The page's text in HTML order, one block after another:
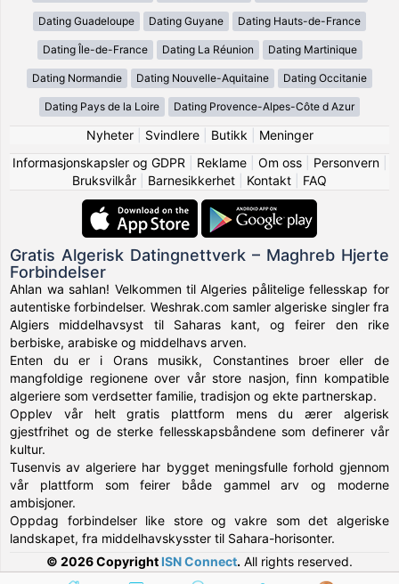
Dating Guadeloupe Dating Guyane Dating Hauts-de-France
Dating Île-de-France Dating La Réunion Dating Martinique
Dating Normandie Dating Nouvelle-Aquitaine Dating Occitanie
Dating Pays de la Loire Dating Provence-Alpes-Côte d Azur
Nyheter| Svindlere| Butikk
Meninger
Informasjonskapsler og GDPR
Reklame| Om oss| Personvern|
Bruksvilkår
Barnesikkerhet Kontakt FAQ
Gratis Algerisk Datingnettverk – Maghreb Hjerte
Forbindelser
Ahlan wa sahlan! Velkommen til Algeries pålitelige fellesskap for
autentiske forbindelser. Weshrak.com samler algeriske singler fra
Algiers middelhavsyst til Saharas kant, og feirer den rike
berbiske, arabiske og middelhavs arven.
Enten du er i Orans musikk, Constantines broer eller de
mangfoldige regionene over vår store nasjon, finn kompatible
algeriere som verdsetter familie, tradisjon og ekte partnerskap.
Opplev vår helt gratis plattform mens du ærer algerisk
gjestfrihet og de sterke fellesskapsbåndene som definerer vår
kultur.
Tusenvis av algeriere har bygget meningsfulle forhold gjennom
vår plattform som feirer både gammel arv og moderne
ambisjoner.
Oppdag forbindelser like store og vakre som det algeriske
landskapet, fra middelhavskysster til Sahara-horisonter.
© 2026 Copyright ISN Connect. All rights reserved.